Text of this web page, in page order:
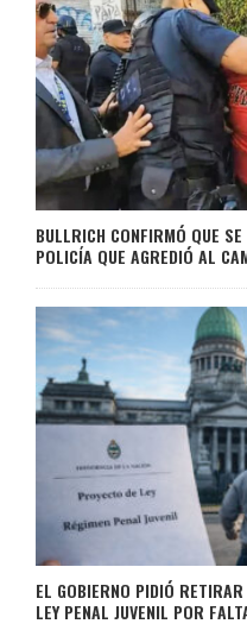
BULLRICH CONFIRMÓ QUE
POLICÍA QUE AGREDIÓ AL
EL GOBIERNO PIDIÓ
LEY PENAL JUVENIL POR